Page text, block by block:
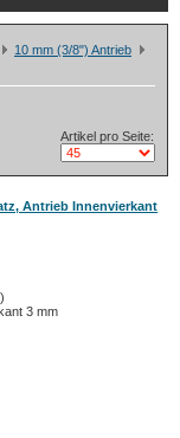
10 mm (3/8") Antrieb
Artikel pro Seite:
Antrieb Innenvierkant
3 mm